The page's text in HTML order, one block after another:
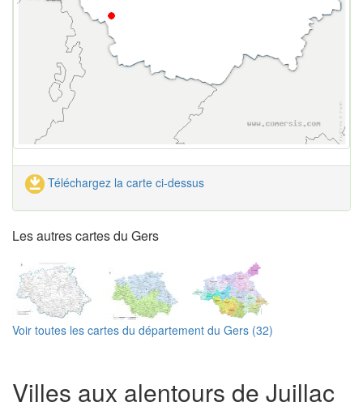
Téléchargez la carte ci-dessus
Les autres cartes du Gers
Voir toutes les cartes du département du Gers (32)
Villes aux alentours de Juillac